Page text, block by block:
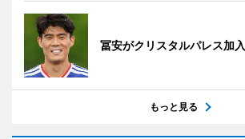
冨安がクリスタルパレス加入
もっと見る